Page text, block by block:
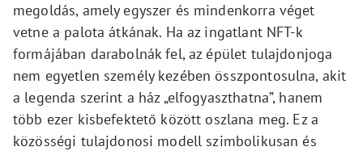
megoldás, amely egyszer és mindenkorra véget
vetne a palota átkának. Ha az ingatlant NFT-k
formájában darabolnák fel, az épület tulajdonjoga
nem egyetlen személy kezében összpontosulna, akit
a legenda szerint a ház „elfogyaszthatna”, hanem
több ezer kisbefektető között oszlana meg. Ez a
közösségi tulajdonosi modell szimbolikusan és